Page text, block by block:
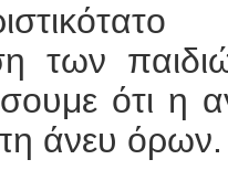
των
ότι η
άνευ όρων.